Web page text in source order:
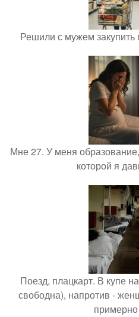
Решили с мужем закупить
Мне 27. У меня
которой я
Поезд, плацкарт. В купе
свободна), напротив -
примерно